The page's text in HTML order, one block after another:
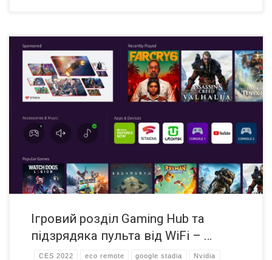
Samsung представили нову лінійку смарт-телевізорів на виставці
CES 2022. Серед оновлень варто виділити такі екзотичні функції, як
стороною і тему відеігор. Так, телевізори Samsung стали першими,
що дозволяють вам грати в ААА відеоігри з хмари, а не тільки з
Ігровий розділ Gaming Hub та
підзрядяка пульта від WiFi – …
CES 2022 eco remote google stadia Nvidia